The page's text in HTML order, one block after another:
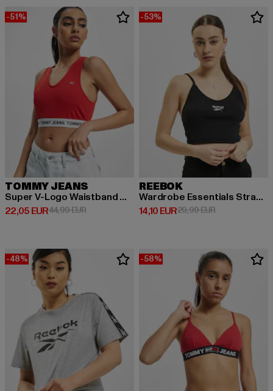
-51%
TOMMY JEANS
Super V-Logo Waistband Crop
22,05 EUR
Derzeitiger Preis: 22,05 EUR
44,99 EURAktionspreis: 44,99 EUR
-53%
REEBOK
Wardrobe Essentials Strappy Rib
14,10 EUR
Derzeitiger Preis: 14,10 EUR
29,99 EURAktionspreis:
-48% -58%